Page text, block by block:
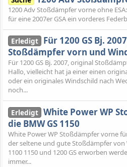
1200 Adv Stoßdämpfer vorne ohne
für eine 2007er GSA ein vorderes
Erledigt Für 1200 GS Bj.
Stoßdämpfer vorn und
Für 1200 GS Bj. 2007, original
Hallo, vielleicht hat ja einer einen
oder ein originales Windschild nach
noch...
Erledigt White Power WP
die BMW GS 1150
White Power WP Stoßdämpfer vorne
der seltene und gute Stoßdämpfer von
1100 1150 und 1200 GS erworben
immer...